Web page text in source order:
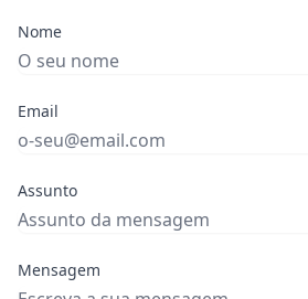
Nome
Email
Assunto
Mensagem